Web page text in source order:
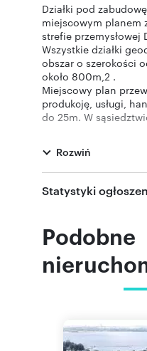
Działki pod
miejscowym planem
strefie przemysłowej
Wszystkie działki
obszar o szerokości
około 800m,2 .
Miejscowy plan
produkcję, usługi,
do 25m. W
do przejścia w
Świnoujścia i
woda, kanalizacja w
wzdłuż bocznicy
i miejscowy plan
Jeśli macie Państwo
atrakcyjne warunki
skupione pod marką
poziom obsługi i
Rozwiń
Statystyki
Podobne